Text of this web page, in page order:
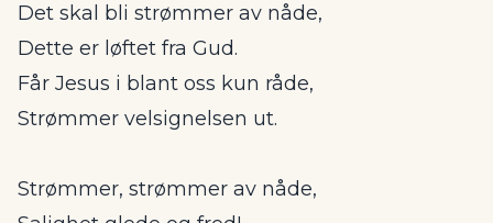
Det skal bli strømmer av nåde,
Dette er løftet fra Gud.
Får Jesus i blant oss kun råde,
Strømmer velsignelsen ut.
Strømmer, strømmer av nåde,